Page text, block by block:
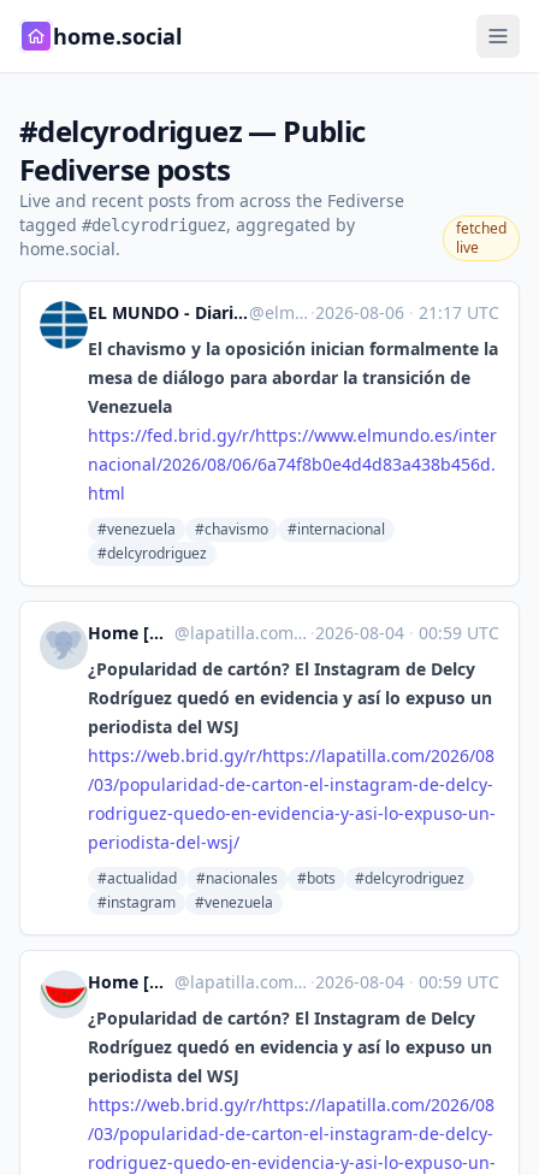
home.social
#delcyrodriguez — Public
Fediverse posts
Live and recent posts from across the Fediverse
tagged #delcyrodriguez, aggregated by
home.social.
fetched
live
EL MUNDO - Diario online líder de información en español [Unofficial]@elmundo.es@web.brid.gy ·2026-08-06 · 21:17 UTC
El chavismo y la oposición inician formalmente la
mesa de diálogo para abordar la transición de
Venezuela
https://fed.brid.gy/r/https://www.elmundo.es/inter
nacional/2026/08/06/6a74f8b0e4d4d83a438b456d.
html
#venezuela #chavismo
#internacional
#delcyrodriguez
Home [Unofficial] @lapatilla.com@web.brid.gy ·2026-08-04 · 00:59 UTC
¿Popularidad de cartón? El Instagram de Delcy
Rodríguez quedó en evidencia y así lo expuso un
periodista del WSJ
https://web.brid.gy/r/https://lapatilla.com/2026/08
/03/popularidad-de-carton-el-instagram-de-delcy-
rodriguez-quedo-en-evidencia-y-asi-lo-expuso-un-
periodista-del-wsj/
#actualidad #nacionales #bots
#delcyrodriguez
#instagram
#venezuela
Home [Unofficial] @lapatilla.com@web.brid.gy ·2026-08-04 · 00:59 UTC
¿Popularidad de cartón? El Instagram de Delcy
Rodríguez quedó en evidencia y así lo expuso un
periodista del WSJ
https://web.brid.gy/r/https://lapatilla.com/2026/08
/03/popularidad-de-carton-el-instagram-de-delcy-
rodriguez-quedo-en-evidencia-y-asi-lo-expuso-un-